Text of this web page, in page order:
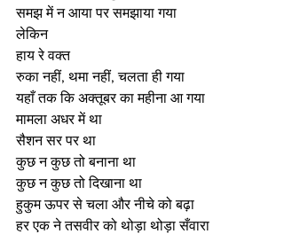
समझ में न आया पर समझाया गया
लेकिन
हाय रे वक्त
रुका नहीं, थमा नहीं, चलता ही गया
यहाँ तक कि अक्तूबर का महीना आ गया
मामला अधर में था
सैशन सर पर था
कुछ न कुछ तो बनाना था
कुछ न कुछ तो दिखाना था
हुकुम ऊपर से चला और नीचे को बढ़ा
हर एक ने तसवीर को थोड़ा थोड़ा सँवारा